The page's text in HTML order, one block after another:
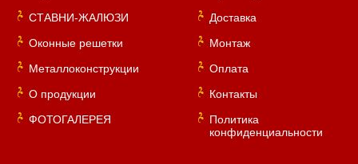
СТАВНИ-ЖАЛЮЗИ
Оконные решетки
Металлоконструкции
О продукции
ФОТОГАЛЕРЕЯ
Доставка
Монтаж
Оплата
Контакты
Политика
конфиденциальности